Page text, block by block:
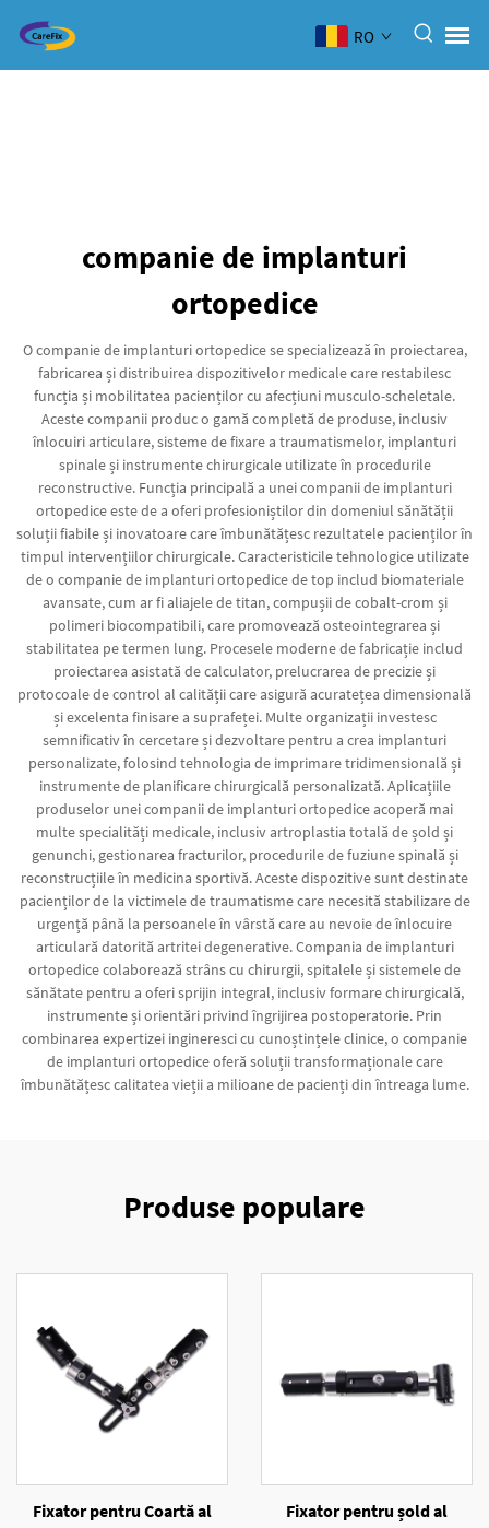
RO
companie de implanturi
ortopedice
O companie de implanturi ortopedice se specializează în proiectarea,
fabricarea și distribuirea dispozitivelor medicale care restabilesc
funcția și mobilitatea pacienților cu afecțiuni musculo-scheletale.
Aceste companii produc o gamă completă de produse, inclusiv
înlocuiri articulare, sisteme de fixare a traumatismelor, implanturi
spinale și instrumente chirurgicale utilizate în procedurile
reconstructive. Funcția principală a unei companii de implanturi
ortopedice este de a oferi profesioniștilor din domeniul sănătății
soluții fiabile și inovatoare care îmbunătățesc rezultatele pacienților în
timpul intervențiilor chirurgicale. Caracteristicile tehnologice utilizate
de o companie de implanturi ortopedice de top includ biomateriale
avansate, cum ar fi aliajele de titan, compușii de cobalt-crom și
polimeri biocompatibili, care promovează osteointegrarea și
stabilitatea pe termen lung. Procesele moderne de fabricație includ
proiectarea asistată de calculator, prelucrarea de precizie și
protocoale de control al calității care asigură acuratețea dimensională
și excelenta finisare a suprafeței. Multe organizații investesc
semnificativ în cercetare și dezvoltare pentru a crea implanturi
personalizate, folosind tehnologia de imprimare tridimensională și
instrumente de planificare chirurgicală personalizată. Aplicațiile
produselor unei companii de implanturi ortopedice acoperă mai
multe specialități medicale, inclusiv artroplastia totală de șold și
genunchi, gestionarea fracturilor, procedurile de fuziune spinală și
reconstrucțiile în medicina sportivă. Aceste dispozitive sunt destinate
pacienților de la victimele de traumatisme care necesită stabilizare de
urgență până la persoanele în vârstă care au nevoie de înlocuire
articulară datorită artritei degenerative. Compania de implanturi
ortopedice colaborează strâns cu chirurgii, spitalele și sistemele de
sănătate pentru a oferi sprijin integral, inclusiv formare chirurgicală,
instrumente și orientări privind îngrijirea postoperatorie. Prin
combinarea expertizei ingineresci cu cunoștințele clinice, o companie
de implanturi ortopedice oferă soluții transformaționale care
îmbunătățesc calitatea vieții a milioane de pacienți din întreaga lume.
Produse populare
Fixator pentru Coartă al
Fixator pentru șold al